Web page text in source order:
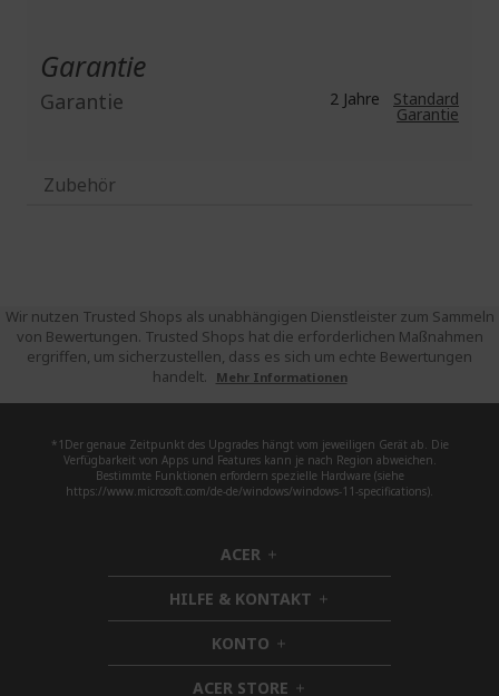
Garantie
Garantie 2 Jahre Standard
Garantie
Zubehör
Wir nutzen Trusted Shops als unabhängigen Dienstleister zum Sammeln
von Bewertungen. Trusted Shops hat die erforderlichen Maßnahmen
ergriffen, um sicherzustellen, dass es sich um echte Bewertungen
handelt.
Mehr Informationen
*1Der genaue Zeitpunkt des Upgrades hängt vom jeweiligen Gerät ab. Die
Verfügbarkeit von Apps und Features kann je nach Region abweichen.
Bestimmte Funktionen erfordern spezielle Hardware (siehe
https://www.microsoft.com/de-de/windows/windows-11-specifications).
ACER h
i
d
d
e
n
HILFE & KONTAKT h
i
d
KONTO h
i
ACER STORE